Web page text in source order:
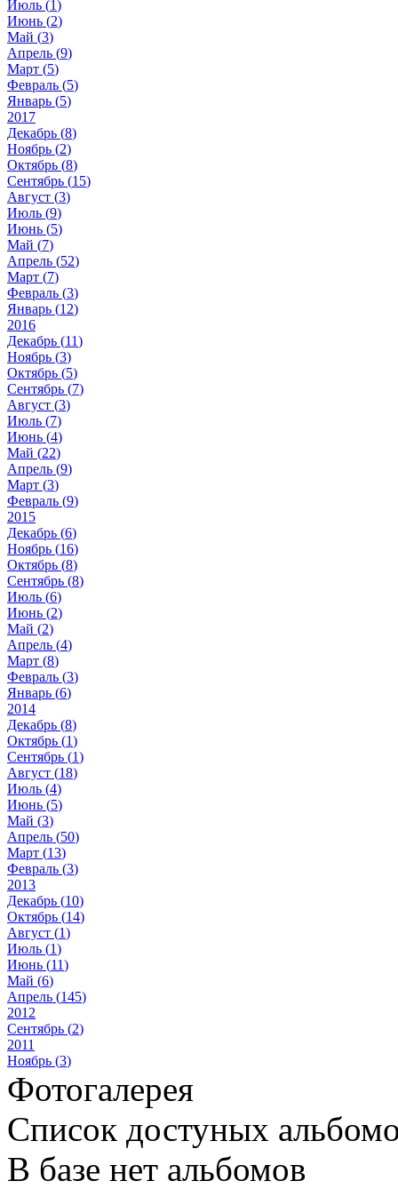
Июль (1)
Июнь (2)
Май (3)
Апрель (9)
Март (5)
Февраль (5)
Январь (5)
2017
Декабрь (8)
Ноябрь (2)
Октябрь (8)
Сентябрь (15)
Август (3)
Июль (9)
Июнь (5)
Май (7)
Апрель (52)
Март (7)
Февраль (3)
Январь (12)
2016
Декабрь (11)
Ноябрь (3)
Октябрь (5)
Сентябрь (7)
Август (3)
Июль (7)
Июнь (4)
Май (22)
Апрель (9)
Март (3)
Февраль (9)
2015
Декабрь (6)
Ноябрь (16)
Октябрь (8)
Сентябрь (8)
Июль (6)
Июнь (2)
Май (2)
Апрель (4)
Март (8)
Февраль (3)
Январь (6)
2014
Декабрь (8)
Октябрь (1)
Сентябрь (1)
Август (18)
Июль (4)
Июнь (5)
Май (3)
Апрель (50)
Март (13)
Февраль (3)
2013
Декабрь (10)
Октябрь (14)
Август (1)
Июль (1)
Июнь (11)
Май (6)
Апрель (145)
2012
Сентябрь (2)
2011
Ноябрь (3)
Фотогалерея
Список достуных
В базе нет альбомов